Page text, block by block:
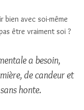
bien avec soi-même
être vraiment soi ?
a besoin,
de candeur et
honte.